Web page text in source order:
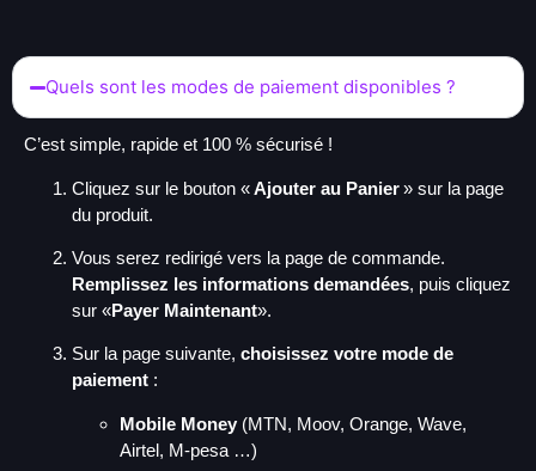
Quels sont les modes de paiement disponibles ?
C’est simple, rapide et 100 % sécurisé !
Cliquez sur le bouton «Ajouter au Panier» sur la page
du produit.
Vous serez redirigé vers la page de commande.
Remplissez les informations demandées, puis cliquez
sur «Payer Maintenant».
Sur la page suivante, choisissez votre mode de
paiement :
Mobile Money (MTN, Moov, Orange, Wave,
Airtel, M-pesa …)